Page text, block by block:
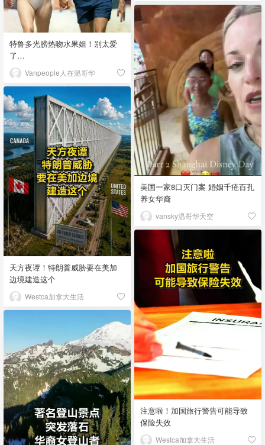
特鲁多光膀热吻水果姐！别太爱
了…
Vanpeople人在温哥华
美国一家8口灭门案 婚姻千疮百孔
养女华裔
vansky温哥华天空
天方夜谭！特朗普威胁要在美加
边境建造这个
Westca加拿大生活
注意啦！加国旅行警告可能导致
保险失效
Westca加拿大生活